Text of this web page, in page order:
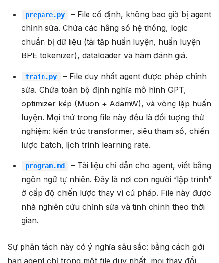
prepare.py
– File cố định, không bao giờ bị agent
chỉnh sửa. Chứa các hằng số hệ thống, logic
chuẩn bị dữ liệu (tải tập huấn luyện, huấn luyện
BPE tokenizer), dataloader và hàm đánh giá.
train.py
– File duy nhất agent được phép chỉnh
sửa. Chứa toàn bộ định nghĩa mô hình GPT,
optimizer kép (Muon + AdamW), và vòng lặp huấn
luyện. Mọi thứ trong file này đều là đối tượng thử
nghiệm: kiến trúc transformer, siêu tham số, chiến
lược batch, lịch trình learning rate.
program.md
– Tài liệu chỉ dẫn cho agent, viết bằng
ngôn ngữ tự nhiên. Đây là nơi con người “lập trình”
ở cấp độ chiến lược thay vì cú pháp. File này được
nhà nghiên cứu chỉnh sửa và tinh chỉnh theo thời
gian.
Sự phân tách này có ý nghĩa sâu sắc: bằng cách giới
hạn agent chỉ trong một file duy nhất, mọi thay đổi